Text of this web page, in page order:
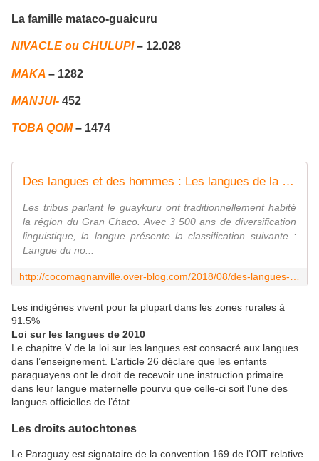
La famille mataco-guaicuru
NIVACLE ou CHULUPI – 12.028
MAKA – 1282
MANJUI- 452
TOBA QOM– 1474
Des langues et des hommes : Les langues de la famille Guaykurú - coco Magnanville
Les tribus parlant le guaykuru ont traditionnellement habité
la région du Gran Chaco. Avec 3 500 ans de diversification
linguistique, la langue présente la classification suivante :
Langue du no...
Les indigènes vivent pour la plupart dans les zones rurales à
91.5%
Loi sur les langues de 2010
Le chapitre V de la loi sur les langues est consacré aux langues
dans l’enseignement. L’article 26 déclare que les enfants
paraguayens ont le droit de recevoir une instruction primaire
dans leur langue maternelle pourvu que celle-ci soit l’une des
langues officielles de l’état.
Les droits autochtones
Le Paraguay est signataire de la convention 169 de l’OIT relative